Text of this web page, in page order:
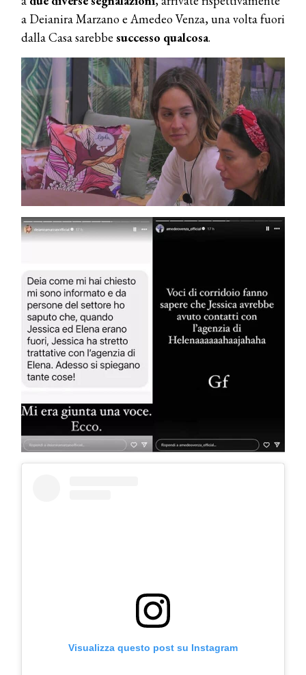
a Deianira Marzano e Amedeo Venza, una volta fuori
dalla Casa sarebbe successo qualcosa.
Visualizza questo post su Instagram
Cosmprof Worldwide Bologna
presenta THE BEAUTY &
WELLNESS CONGRESS 2022: I